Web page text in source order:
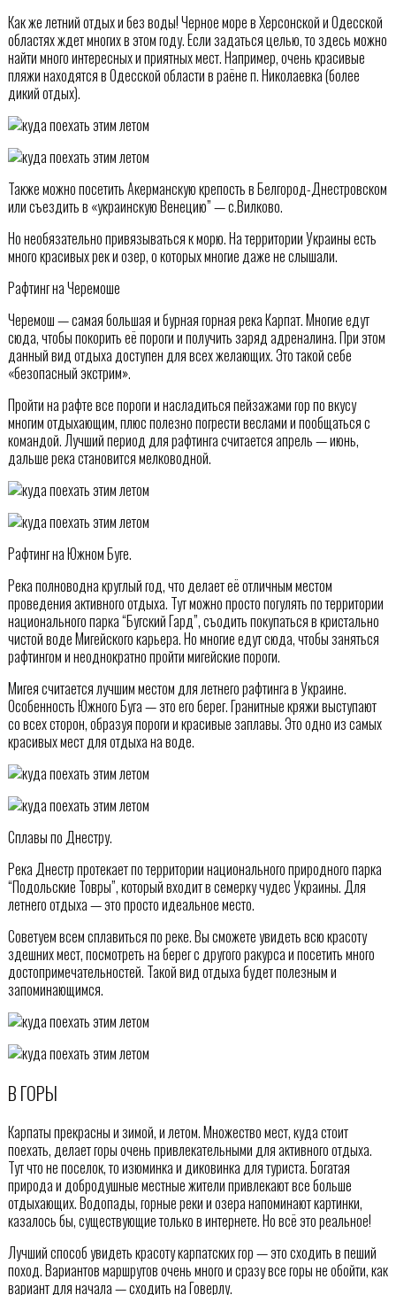
Как же летний отдых и без воды! Черное море в Херсонской и Одесской
областях ждет многих в этом году. Если задаться целью, то здесь можно
найти много интересных и приятных мест. Например, очень красивые
пляжи находятся в Одесской области в раёне п. Николаевка (более
дикий отдых).
Также можно посетить Акерманскую крепость в Белгород-Днестровском
или съездить в «украинскую Венецию” — с.Вилково.
Но необязательно привязываться к морю. На территории Украины есть
много красивых рек и озер, о которых многие даже не слышали.
Рафтинг на Черемоше
Черемош — самая большая и бурная горная река Карпат. Многие едут
сюда, чтобы покорить её пороги и получить заряд адреналина. При этом
данный вид отдыха доступен для всех желающих. Это такой себе
«безопасный экстрим».
Пройти на рафте все пороги и насладиться пейзажами гор по вкусу
многим отдыхающим, плюс полезно погрести веслами и пообщаться с
командой. Лучший период для рафтинга считается апрель — июнь,
дальше река становится мелководной.
Рафтинг на Южном Буге.
Река полноводна круглый год, что делает её отличным местом
проведения активного отдыха. Тут можно просто погулять по территории
национального парка “Бугский Гард”, съодить покупаться в кристально
чистой воде Мигейского карьера. Но многие едут сюда, чтобы заняться
рафтингом и неоднократно пройти мигейские пороги.
Мигея считается лучшим местом для летнего рафтинга в Украине.
Особенность Южного Буга — это его берег. Гранитные кряжи выступают
со всех сторон, образуя пороги и красивые заплавы. Это одно из самых
красивых мест для отдыха на воде.
Сплавы по Днестру.
Река Днестр протекает по территории национального природного парка
“Подольские Товры”, который входит в семерку чудес Украины. Для
летнего отдыха — это просто идеальное место.
Советуем всем сплавиться по реке. Вы сможете увидеть всю красоту
здешних мест, посмотреть на берег с другого ракурса и посетить много
достопримечательностей. Такой вид отдыха будет полезным и
запоминающимся.
В ГОРЫ
Карпаты прекрасны и зимой, и летом. Множество мест, куда стоит
поехать, делает горы очень привлекательными для активного отдыха.
Тут что не поселок, то изюминка и диковинка для туриста. Богатая
природа и добродушные местные жители привлекают все больше
отдыхающих. Водопады, горные реки и озера напоминают картинки,
казалось бы, существующие только в интернете. Но всё это реальное!
Лучший способ увидеть красоту карпатских гор — это сходить в пеший
поход. Вариантов маршрутов очень много и сразу все горы не обойти, как
вариант для начала — сходить на Говерлу.